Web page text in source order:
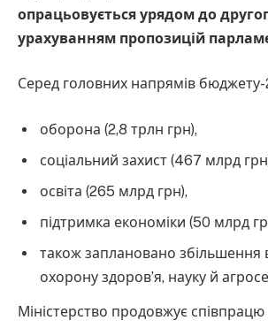
опрацьовується урядом до
урахуванням пропозицій
Серед головних напрямів
оборона (2,8 трлн грн),
соціальний захист (467 млрд
освіта (265 млрд грн),
підтримка економіки (50 млрд
також заплановано збільшення
охорону здоров’я, науку й
Міністерство продовжує